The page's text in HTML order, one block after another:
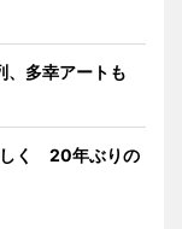
多幸アートも
しく 20年ぶりの